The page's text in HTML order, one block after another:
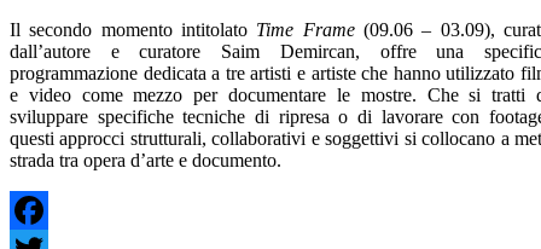
Il secondo momento intitolato Time Frame(09.06 – 03.09),
dall’autore e curatore Saim Demircan, offre una
programmazione dedicata a tre artisti e artiste che hanno utilizzato
e video come mezzo per documentare le mostre. Che si tratti
sviluppare specifiche tecniche di ripresa o di lavorare con
questi approcci strutturali, collaborativi e soggettivi si collocano a
strada tra opera d’arte e documento.